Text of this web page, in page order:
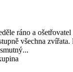
ráno a
všechna